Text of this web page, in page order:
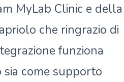
MyLab Clinic e della
che ringrazio di
funziona
sia come supporto